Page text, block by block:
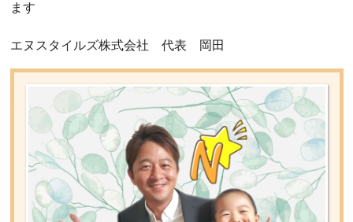
ます
エヌスタイルズ株式会社 代表 岡田